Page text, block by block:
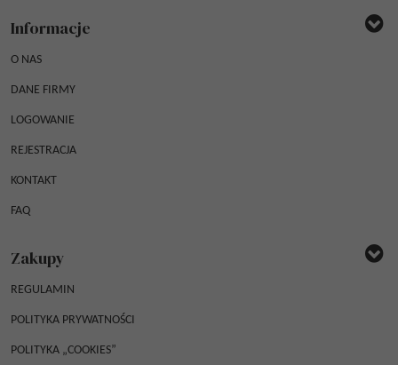
Informacje
O NAS
DANE FIRMY
LOGOWANIE
REJESTRACJA
KONTAKT
FAQ
Zakupy
REGULAMIN
POLITYKA PRYWATNOŚCI
POLITYKA „COOKIES”